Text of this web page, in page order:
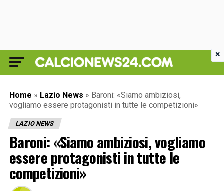
Home » Lazio News » Baroni: «Siamo ambiziosi,
vogliamo essere protagonisti in tutte le competizioni»
LAZIO NEWS
Baroni: «Siamo ambiziosi, vogliamo
essere protagonisti in tutte le
competizioni»
×